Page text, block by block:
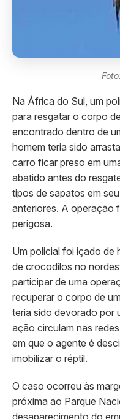
Na África do Sul, um
para resgatar o corpo
encontrado dentro de
homem teria sido
carro ficar preso em
abatido antes do
tipos de sapatos em
anteriores. A operação
perigosa.
Um policial foi içado de
de crocodilos no
participar de uma
recuperar o corpo de
teria sido devorado por
ação circulam nas
em que o agente é
imobilizar o réptil.
O caso ocorreu às
próxima ao Parque
desaparecimento do